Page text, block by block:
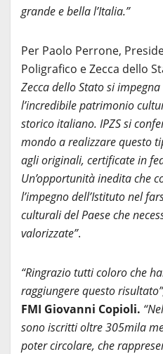
grande e bella l’Italia.”
Per Paolo Perrone,
Poligrafico e Zecca dello
Zecca dello Stato si
l’incredibile patrimonio
storico italiano. IPZS si
mondo a realizzare questo
agli originali, certificate in
Un’opportunità inedita che
l’impegno dell’Istituto nel
culturali del Paese che
valorizzate”.
“Ringrazio tutti coloro che
raggiungere questo
FMI Giovanni Copioli.
sono iscritti oltre 305mila
poter circolare, che